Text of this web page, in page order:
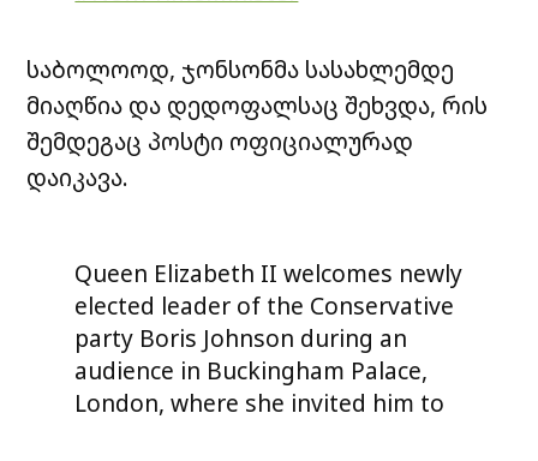
pic.twitter.com/tfCBUoktVY
— ITV News (@itvnews) July 24,
2019
საბოლოოდ, ჯონსონმა სასახლემდე
მიაღწია და დედოფალსაც შეხვდა, რის
შემდეგაც პოსტი ოფიციალურად
დაიკავა.
Queen Elizabeth II welcomes newly
elected leader of the Conservative
party Boris Johnson during an
audience in Buckingham Palace,
London, where she invited him to